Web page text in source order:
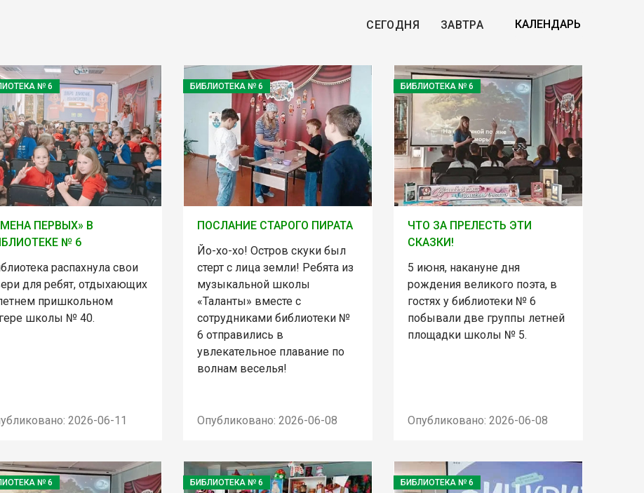
СЕГОДНЯ ЗАВТРА
№ 6
ПЕРВЫХ» В
№ 6
распахнула свои
для ребят, отдыхающих
пришкольном
школы № 40.
2026-06-11
БИБЛИОТЕКА № 6
ПОСЛАНИЕ СТАРОГО ПИРАТА
Йо-хо-хо! Остров скуки был
стерт с лица земли! Ребята из
музыкальной школы
«Таланты» вместе с
сотрудниками библиотеки №
6 отправились в
увлекательное плавание по
волнам веселья!
Опубликовано: 2026-06-08
БИБЛИОТЕКА № 6
ЧТО ЗА ПРЕЛЕСТЬ ЭТИ
СКАЗКИ!
5 июня, накануне дня
рождения великого поэта, в
гостях у библиотеки № 6
побывали две группы летней
площадки школы № 5.
Опубликовано: 2026-06-08
№ 6 БИБЛИОТЕКА № 6 БИБЛИОТЕКА № 6